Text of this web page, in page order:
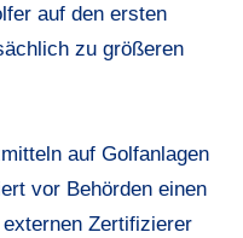
auf den ersten
zu größeren
auf Golfanlagen
vor Behörden einen
Zertifizierer